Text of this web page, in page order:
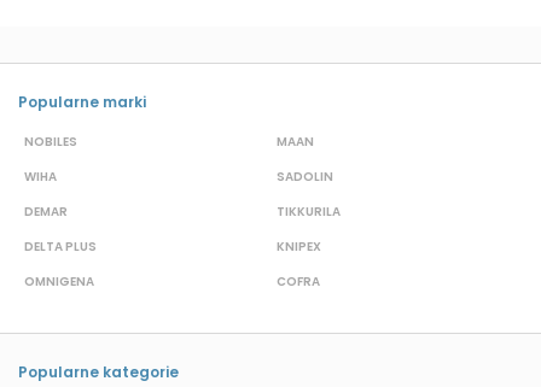
Popularne marki
NOBILES
WIHA
DEMAR
DELTA PLUS
OMNIGENA
MAAN
SADOLIN
TIKKURILA
KNIPEX
COFRA
Popularne kategorie